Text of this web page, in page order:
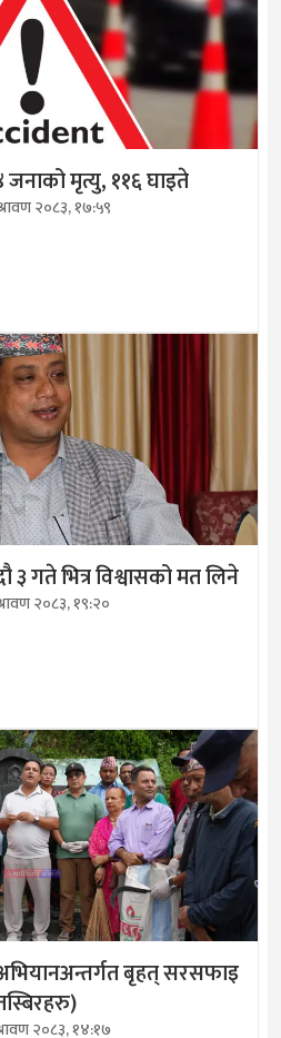
जनाको मृत्यु, ११६ घाइते
२०८३, १७:५९
३ गते भित्र विश्वासको मत लिने
२०८३, १९:२०
अभियानअन्तर्गत बृहत् सरसफाइ
२०८३, १४:१७